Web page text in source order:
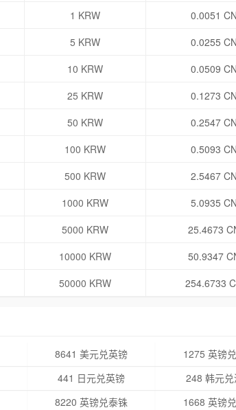
1 KRW
0.0051
5 KRW
0.0255
10 KRW
0.0509
25 KRW
0.1273
50 KRW
0.2547
100 KRW
0.5093
500 KRW
2.5467
1000 KRW
5.0935
5000 KRW
25.4673
10000 KRW
50.9347
50000 KRW 254.6733
8641 美元兑英镑
1275 英镑
441 日元兑英镑
248 韩元兑
8220 英镑兑泰铢
1668 英镑